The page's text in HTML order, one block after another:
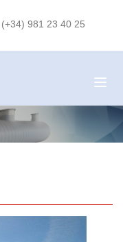
(+34) 981 23 40 25